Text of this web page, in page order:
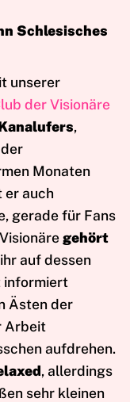
Schlesisches
unserer
der Visionäre
,
Monaten
er auch
gerade für Fans
gehört
auf dessen
informiert
Ästen der
Arbeit
aufdrehen.
, allerdings
sehr kleinen